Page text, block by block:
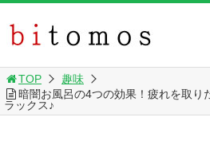
TOP
趣味
暗闇お風呂の4つの効果！疲れを取り
ラックス♪